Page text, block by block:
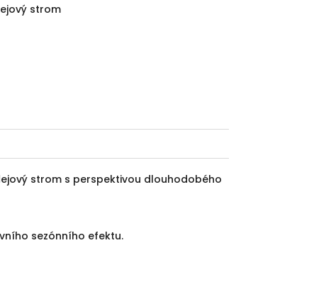
strom
strom s perspektivou dlouhodobého
sezónního efektu.